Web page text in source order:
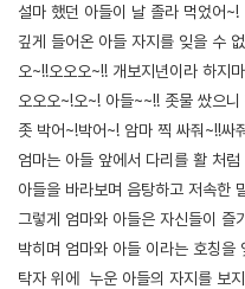
설마 했던 아들이 날 졸라 먹었어~!
깊게 들어온 아들 자지를 잊을 수
오~!!오오오~!! 개보지년이라 하지
오오오~!오~! 아들~~!! 좃물 쌌으
좃 박어~!박어~! 암마 찍 싸줘~!!싸
엄마는 아들 앞에서 다리를 활 처
아들을 바라보며 음탕하고 저속한
그렇게 엄마와 아들은 자신들이
박히며 엄마와 아들 이라는 호칭을
탁자 위에 누운 아들의 자지를 보